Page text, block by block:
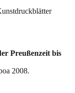
Preußenzeit bis
2008.